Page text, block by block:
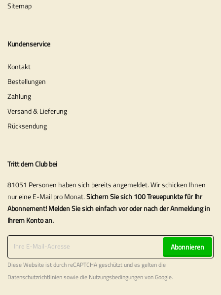
Sitemap
Kundenservice
Kontakt
Bestellungen
Zahlung
Versand & Lieferung
Rücksendung
Tritt dem Club bei
81051 Personen haben sich bereits angemeldet. Wir schicken Ihnen
nur eine E-Mail pro Monat.Sichern Sie sich 100 Treuepunkte für Ihr
Abonnement! Melden Sie sich einfach vor oder nach der Anmeldung in
Ihrem Konto an.
Abonnieren
Diese Website ist durch reCAPTCHA geschützt und es gelten die
Datenschutzrichtliniensowie die Nutzungsbedingungenvon Google.